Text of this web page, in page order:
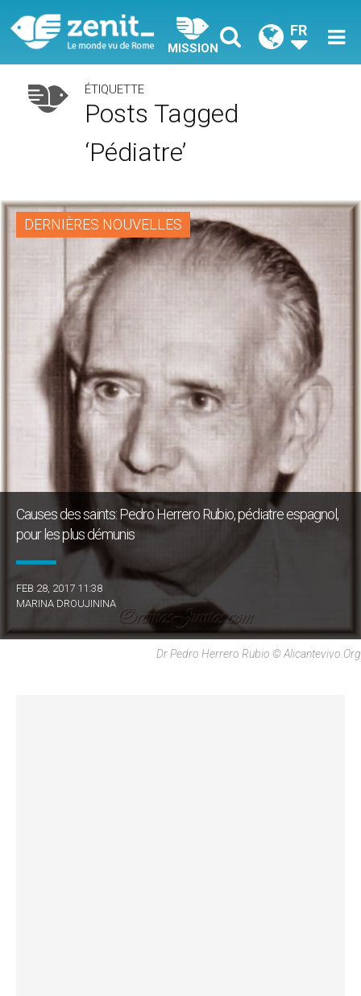
MISSION
FR
ÉTIQUETTE
Posts Tagged
‘pédiatre’
DERNIÈRES NOUVELLES
Causes des saints: Pedro Herrero Rubio, pédiatre espagnol,
pour les plus démunis
FEB 28, 2017 11:38
MARINA DROUJININA
Dr Pedro Herrero Rubio © Alicantevivo.org